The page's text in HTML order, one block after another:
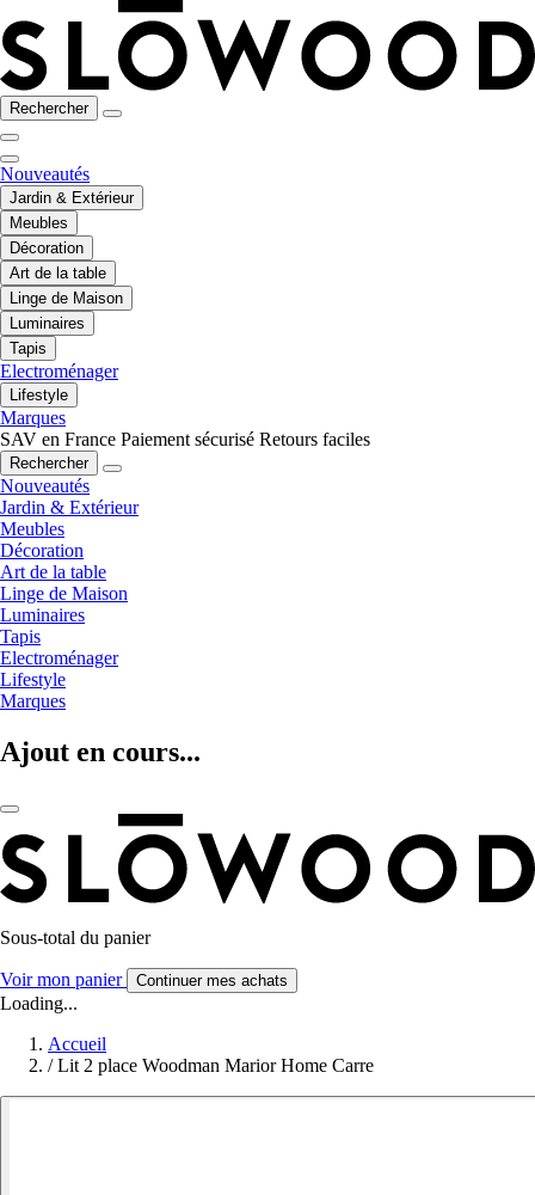
Rechercher
Nouveautés
Jardin & Extérieur
Meubles
Décoration
Art de la table
Linge de Maison
Luminaires
Tapis
Electroménager
Lifestyle
Marques
SAV en France Paiement sécurisé Retours faciles
Rechercher
Nouveautés
Jardin & Extérieur
Meubles
Décoration
Art de la table
Linge de Maison
Luminaires
Tapis
Electroménager
Lifestyle
Marques
Ajout en cours...
Sous-total du panier
Voir mon panier Continuer mes achats
Loading...
Accueil
/ Lit 2 place Woodman Marior Home Carre